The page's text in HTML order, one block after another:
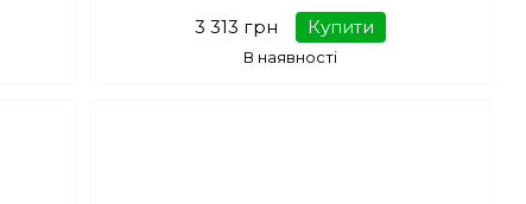
3 313 грн
Купити
В наявності